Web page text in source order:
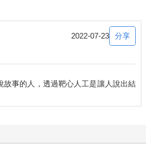
2022-07-23 分享
故事的人，透過靶心人工是讓人說出結